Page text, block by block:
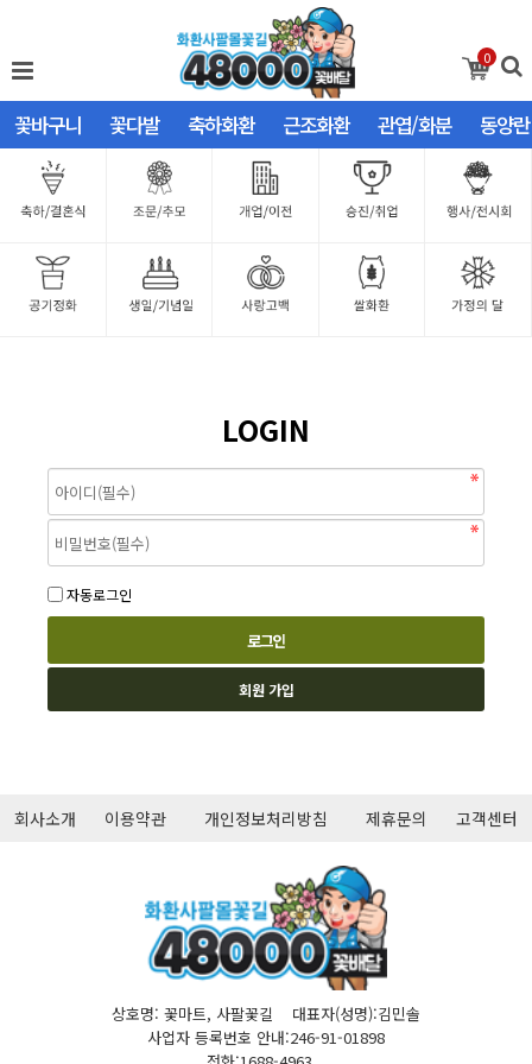
0
꽃바구니 꽃다발 축하화환 근조화환 관엽/화분 동양란
LOGIN
자동로그인
회원 가입
회사소개 이용약관 개인정보처리방침 제휴문의 고객센터
상호명: 꽃마트, 사팔꽃길 대표자(성명):김민솔
사업자 등록번호 안내:246-91-01898